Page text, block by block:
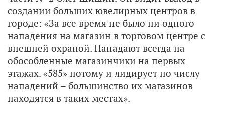
создании больших ювелирных центров в
городе: «За все время не было ни одного
нападения на магазин в торговом центре с
внешней охраной. Нападают всегда на
обособленные магазинчики на первых
этажах. «585» потому и лидирует по числу
нападений – большинство их магазинов
находятся в таких местах».